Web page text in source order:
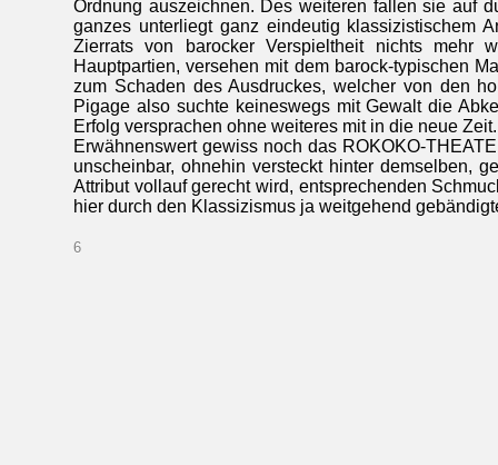
Ordnung auszeichnen. Des weiteren fallen sie auf
ganzes unterliegt ganz eindeutig klassizistischem
Zierrats von barocker Verspieltheit nichts mehr
Hauptpartien, versehen mit dem barock-typischen
zum Schaden des Ausdruckes, welcher von den
Pigage also suchte keineswegs mit Gewalt die
Erfolg versprachen ohne weiteres mit in die neue Zeit.
Erwähnenswert gewiss noch das ROKOKO-
unscheinbar, ohnehin versteckt hinter demselben,
Attribut vollauf gerecht wird, entsprechenden
hier durch den Klassizismus ja weitgehend
6